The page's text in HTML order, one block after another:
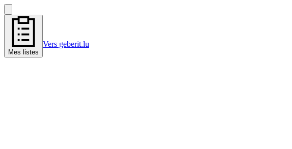
Mes listes
Vers geberit.lu